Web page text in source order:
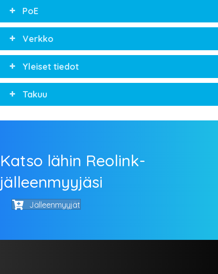
PoE
Verkko
Yleiset tiedot
Takuu
Katso lähin Reolink-
jälleenmyyjäsi
Jälleenmyyjät